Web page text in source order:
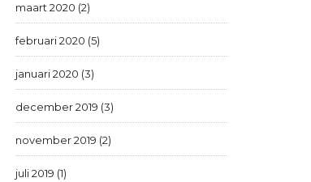
maart 2020 (2)
februari 2020 (5)
januari 2020 (3)
december 2019 (3)
november 2019 (2)
juli 2019 (1)